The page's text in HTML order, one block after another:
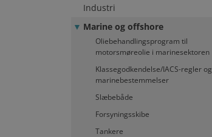
Industri
Marine og offshore
Oliebehandlingsprogram til
motorsmøreolie i marinesektoren
Klassegodkendelse/IACS-regler og
marinebestemmelser
Slæbebåde
Forsyningsskibe
Tankere